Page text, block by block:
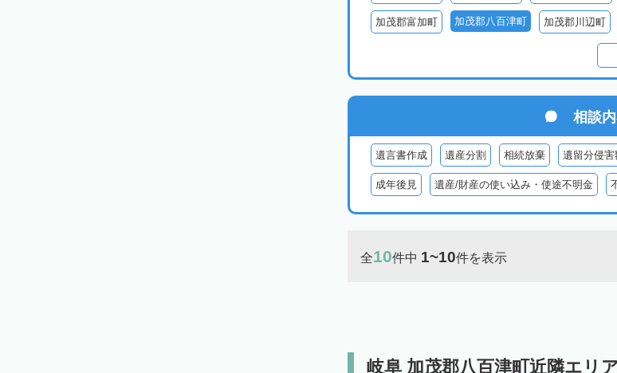
加茂郡富加町 加茂郡八百津町 加茂郡川辺町
相談
遺言書作成 遺産分割 相続放棄 遺留分侵害
成年後見 遺産/財産の使い込み・使途不明金
全10件中 1~10件を表示
岐阜 加茂郡八百津町近隣エリ